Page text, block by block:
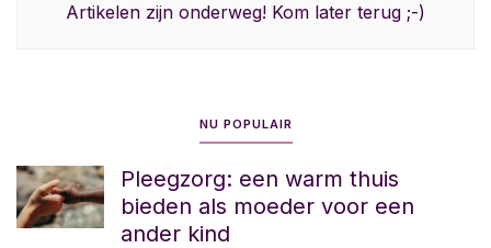
Artikelen zijn onderweg! Kom later terug ;-)
NU POPULAIR
Pleegzorg: een warm thuis
bieden als moeder voor een
ander kind